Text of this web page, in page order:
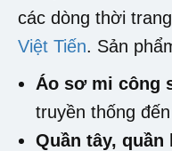
các dòng thời
Việt Tiến. Sản
Áo sơ mi công
truyền thống
Quần tây, quần